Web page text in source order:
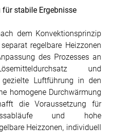
stabile Ergebnisse
dem Konvektionsprinzip
regelbare Heizzonen
des Prozesses an
und
gezielte Luftführung in den
homogene Durchwärmung
die Voraussetzung für
und hohe
Heizzonen, individuell